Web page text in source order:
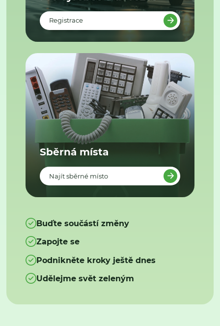
Registrace
Sběrná místa
Najít sběrné místo
Buďte součástí změny
Zapojte se
Podnikněte kroky ještě dnes
Udělejme svět zeleným